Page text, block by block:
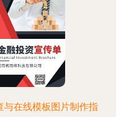
与在线模板图片制作指